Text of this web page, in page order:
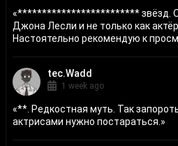
«************************* звёзд.
Джона Лесли и не только как
Настоятельно рекомендую к
«**. Редкостная муть. Так
актрисами нужно постараться. »
tec.Wadd
1 week ago